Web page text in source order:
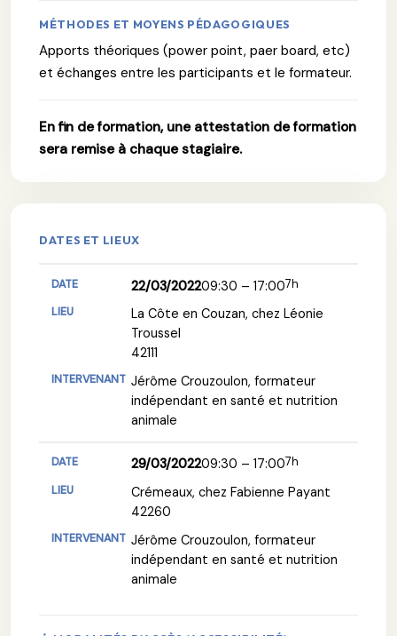
MÉTHODES ET MOYENS PÉDAGOGIQUES
Apports théoriques (power point, paer board, etc)
et échanges entre les participants et le formateur.
En fin de formation, une attestation de formation
sera remise à chaque stagiaire.
DATES ET LIEUX
22/03/202209:30 – 17:007h
La Côte en Couzan, chez Léonie
Troussel
42111
Jérôme Crouzoulon, formateur
indépendant en santé et nutrition
animale
29/03/202209:30 – 17:007h
Crémeaux, chez Fabienne Payant
42260
Jérôme Crouzoulon, formateur
indépendant en santé et nutrition
animale